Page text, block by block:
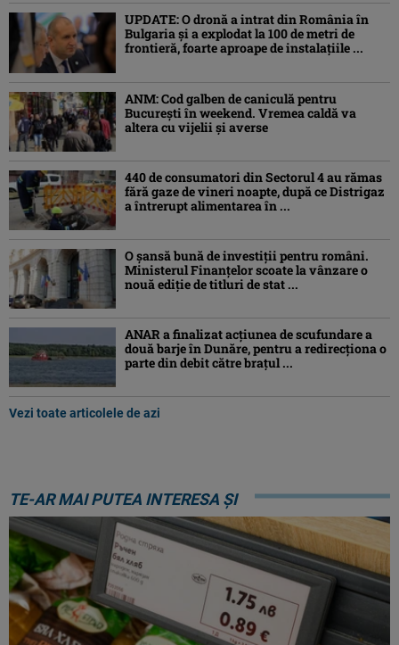
UPDATE: O dronă a intrat din România în
Bulgaria şi a explodat la 100 de metri de
frontieră, foarte aproape de instalațiile ...
ANM: Cod galben de caniculă pentru
București în weekend. Vremea caldă va
altera cu vijelii și averse
440 de consumatori din Sectorul 4 au rămas
fără gaze de vineri noapte, după ce Distrigaz
a întrerupt alimentarea în ...
O șansă bună de investiții pentru români.
Ministerul Finanțelor scoate la vânzare o
nouă ediție de titluri de stat ...
ANAR a finalizat acțiunea de scufundare a
două barje în Dunăre, pentru a redirecționa o
parte din debit către brațul ...
Vezi toate articolele de azi
TE-AR MAI PUTEA INTERESA ȘI